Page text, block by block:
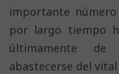
importante
por largo tiempo
últimamente de
abastecerse del